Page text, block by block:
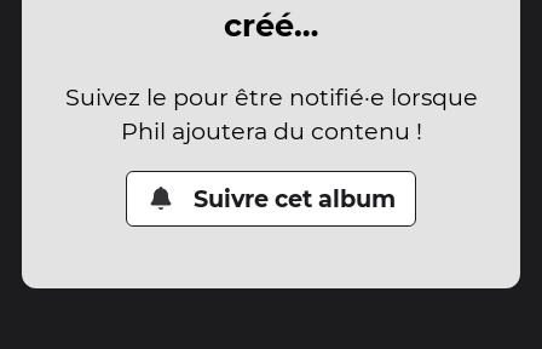
créé…
Suivez le pour être notifié·e lorsque
Phil ajoutera du contenu !
Suivre cet album